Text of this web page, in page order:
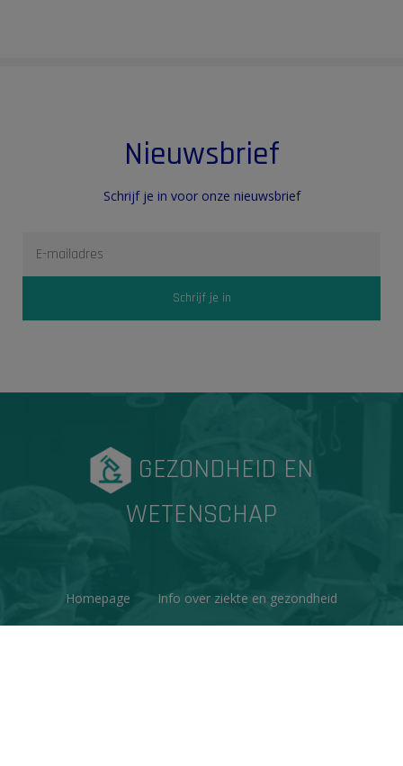
Nieuwsbrief
Schrijf je in voor onze nieuwsbrief
GEZONDHEID EN
WETENSCHAP
Homepage Info over ziekte en gezondheid